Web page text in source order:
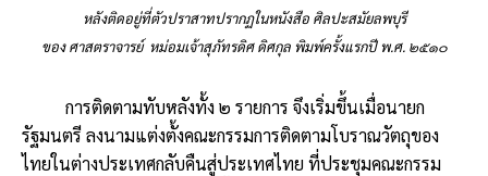
หลังติดอยู่ที่ตัวปราสาทปรากฏในหนังสือ ศิลปะสมัยลพบุรี
ของ ศาสตราจารย์ หม่อมเจ้าสุภัทรดิศ ดิศกุล พิมพ์ครั้งแรกปี พ.ศ. ๒๕๑๐
การติดตามทับหลังทั้ง ๒ รายการ จึงเริ่มขึ้นเมื่อนายก
รัฐมนตรี ลงนามแต่งตั้งคณะกรรมการติดตามโบราณวัตถุของ
ไทยในต่างประเทศกลับคืนสู่ประเทศไทย ที่ประชุมคณะกรรม